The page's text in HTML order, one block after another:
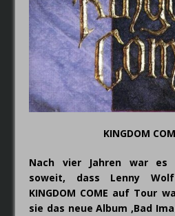
KINGDOM
Nach vier Jahren war es
soweit, dass Lenny
KINGDOM COME auf Tour
sie das neue Album ‚Bad